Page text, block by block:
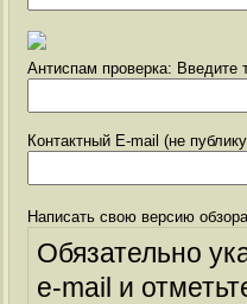
Антиспам проверка: Введите
Контактный E-mail (не
Написать свою версию
Обязательно
e-mail и